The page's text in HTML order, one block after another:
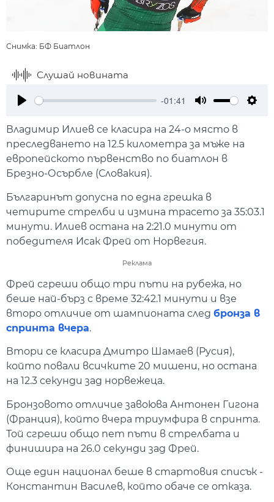
Снимка: БФ Биатлон
Слушай новината
-01:41
Владимир Илиев се класира на 24-о място в
преследването на 12.5 километра за мъже на
европейското първенство по биатлон в
Брезно-Осърбле (Словакия).
Българинът допусна по една грешка в
четирите стрелби и измина трасето за 35:03.1
минути. Илиев остана на 2:21.0 минути от
победителя Исак Фрей от Норвегия.
Реклама
Фрей сгреши общо три пъти на рубежа, но
беше най-бърз с време 32:42.1 минути и взе
второ отличие от шампионата след бронза в
спринта вчера.
Втори се класира Дмитро Шамаев (Русия),
който повали всичките 20 мишени, но остана
на 12.3 секунди зад норвежеца.
Бронзовото отличие завоюва Антонен Гигона
(Франция), който вчера триумфира в спринта.
Той сгреши общо пет пъти в стрелбата и
финишира на 26.0 секунди зад Фрей.
Още един национал беше в стартовия списък -
Константин Василев, който обаче се отказа.